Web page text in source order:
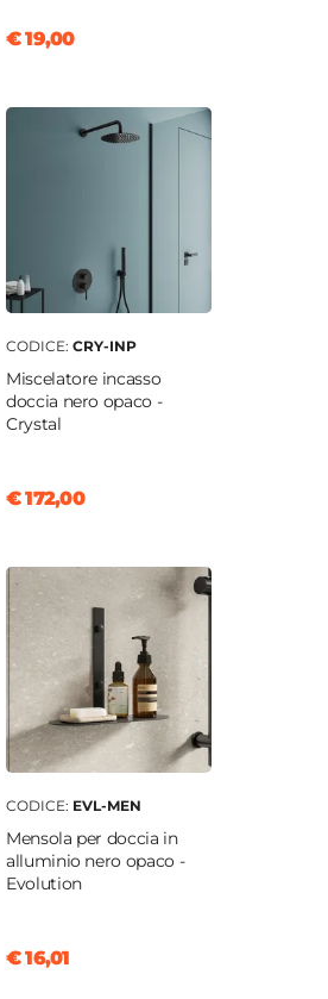
€ 19,00
CODICE: CRY-INP
Miscelatore incasso
doccia nero opaco -
Crystal
€ 172,00
CODICE: EVL-MEN
Mensola per doccia in
alluminio nero opaco -
Evolution
€ 16,01